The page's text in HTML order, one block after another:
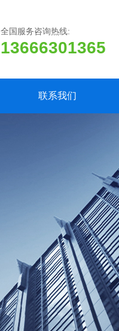
全国服务咨询热线:
13666301365
联系我们